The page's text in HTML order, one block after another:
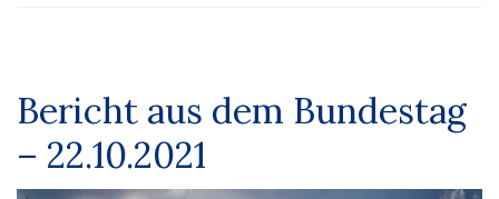
Bericht aus dem Bundestag
– 22.10.2021